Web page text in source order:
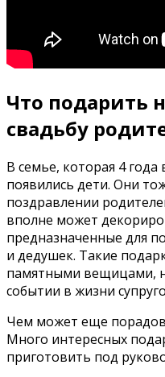
Что подарить
свадьбу
В семье, которая 4 года
появились дети. Они
поздравлении
вполне может
предназначенные для
и дедушек. Такие
памятными вещицами,
событии в жизни
Чем может еще
Много интересных
приготовить под